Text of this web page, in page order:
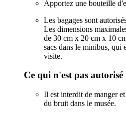
Apportez une bouteille
Les bagages sont
Les dimensions
de 30 cm x 20 cm x 10
sacs dans le minibus, qui
visite.
Ce qui n'est pas autorisé
Il est interdit de manger
du bruit dans le musée.